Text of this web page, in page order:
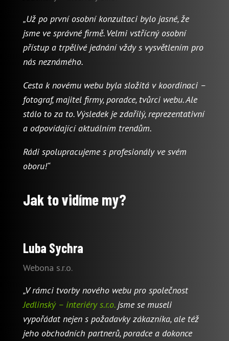
„Už po první osobní konzultaci bylo jasné, že
jsme ve správné firmě. Velmi vstřícný osobní
přístup a trpělivé jednání vždy s vysvětlením pro
nás neznámého.
Cesta k novému webu byla složitá v koordinaci –
fotograf, majitel firmy, poradce, tvůrci webu. Ale
stálo to za to. Výsledek je zdařilý, reprezentativní
a odpovídající aktuálním trendům.
Rádi spolupracujeme s profesionály ve svém
oboru!“
Jak to vidíme my?
Luba Sychra
Webona s.r.o.
„V rámci tvorby nového webu pro společnost
Jedlinský – interiéry s.r.o.jsme se museli
vypořádat nejen s požadavky zákazníka, ale též
jeho obchodních partnerů, poradce a dokonce